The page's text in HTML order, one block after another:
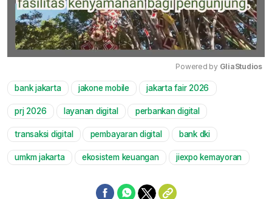
Powered by GliaStudios
bank jakarta jakone mobile jakarta fair 2026
prj 2026 layanan digital perbankan digital
transaksi digital pembayaran digital bank dki
umkm jakarta ekosistem keuangan jiexpo kemayoran